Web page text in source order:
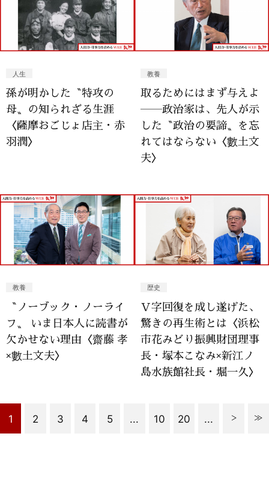
人生
孫が明かした〝特攻の
母〟の知られざる生涯
〈薩摩おごじょ店主・赤
羽潤〉
教養
取るためにはまず与えよ
――政治家は、先人が示
した〝政治の要諦〟を忘
れてはならない〈數土文
夫〉
教養
〝ノーブック・ノーライ
フ〟 いま日本人に読書が
欠かせない理由〈齋藤 孝
×數土文夫〉
歴史
Ｖ字回復を成し遂げた、
驚きの再生術とは〈浜松
市花みどり振興財団理事
長・塚本こなみ×新江ノ
島水族館社長・堀一久〉
1 2 3 4 5 ... 10 20 ...